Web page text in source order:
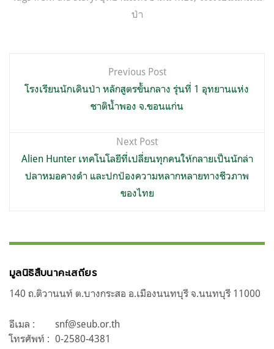
ป่า
เรื่อง
Previous Post
โรงเรียนนักเดินป่า หลักสูตรขั้นกลาง รุ่นที่ 1 อุทยานแห่ง
ชาติน้ำพอง จ.ขอนแก่น
Next Post
Alien Hunter เทคโนโลยีที่เปลี่ยนทุกคนให้กลายเป็นนักล่า
ปลาหมอคางดำ และปกป้องความหลากหลายทางชีวภาพ
ของไทย
มูลนิธิสืบนาคะเสถียร
140 ถ.ติวานนท์ ต.บางกระสอ อ.เมืองนนทบุรี จ.นนทบุรี 11000
อีเมล :
snf@seub.or.th
โทรศัพท์ : 0-2580-4381